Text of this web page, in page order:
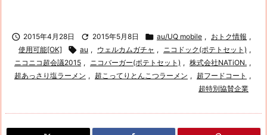
 2015年4月28日  2015年5月8日  au/UQ mobile , おトク情報 ,
使用可能[OK]
 au , ウェルカムガチャ , ニコドック(ポテトセット) ,
ニコニコ超会議2015 , ニコバーガー(ポテトセット) , 株式会社NATiON. ,
超あっさり塩ラーメン , 超こってりとんこつラーメン , 超フードコート ,
超特別協賛企業